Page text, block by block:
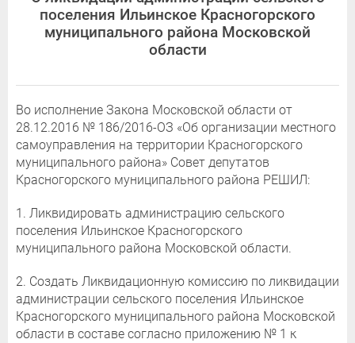
поселения Ильинское Красногорского
муниципального района Московской
области
Во исполнение Закона Московской области от
28.12.2016 № 186/2016-ОЗ «Об организации местного
самоуправления на территории Красногорского
муниципального района» Совет депутатов
Красногорского муниципального района РЕШИЛ:
1. Ликвидировать администрацию сельского
поселения Ильинское Красногорского
муниципального района Московской области.
2. Создать Ликвидационную комиссию по ликвидации
администрации сельского поселения Ильинское
Красногорского муниципального района Московской
области в составе согласно приложению № 1 к